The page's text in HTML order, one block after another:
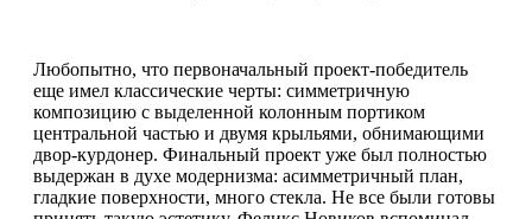
Любопытно, что первоначальный проект-победитель
еще имел классические черты: симметричную
композицию с выделенной колонным портиком
центральной частью и двумя крыльями, обнимающими
двор-курдонер. Финальный проект уже был полностью
выдержан в духе модернизма: асимметричный план,
гладкие поверхности, много стекла. Не все были готовы